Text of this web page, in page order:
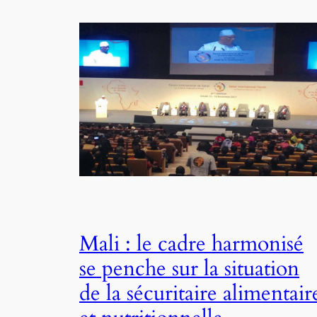
Mali : le cadre harmonisé
se penche sur la situation
de la sécuritaire